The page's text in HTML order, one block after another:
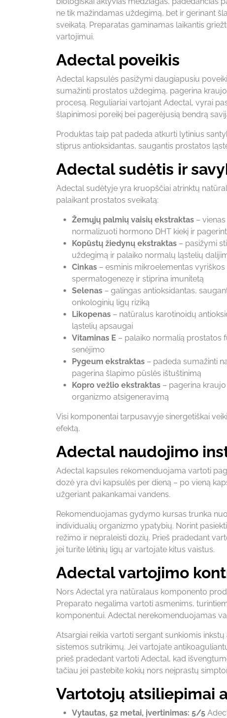
ne tik mažindamas uždegimą, bet ir gerinant
sveikatą. Preparatas gaminamas laikantis
vartojimui.
Adectal poveikis
Adectal kapsulės pasižymi daugiapusiu
sumažinti prostatos uždegimą, pagerina
procesą. Reguliariai vartojant Adectal, vyrai
šlapinimosi poreikį bei pagerėjusią bendrą
Produktas taip pat padeda atkurti lytinius
stiprus antioksidantas, saugantis prostatos
Adectal sudėtis ir
Adectal sudėtyje yra kruopščiai atrinktų
palaikant prostatos sveikatą:
Žemųjų palmių vaisių ekstraktas –
normalizuoti hormono DHT kiekį ir
Kopūstų žiedynų ekstraktas – pasižymi
uždegimą ir palaiko normalų ląstelių
Cinkas – esminis mikroelementas
spermatogenezę ir stiprina imunitetą
Selenas – galingas antioksidantas,
onkologinių ligų riziką
Likopenas – natūralus karotinoidų
ląstelių apsaugai
Vitaminas E – palaiko normalią prostatos
senėjimo
Pygeum ekstraktas – padeda sumažinti
pagerina šlapimo pūslės ištuštinimą
Kopro vežlio ekstraktas – pagerina
organizmo atsigeneravimą
Visi komponentai tarpusavyje sinergetiškai
efektą.
Adectal naudojimo
Adectal kapsules rekomenduojama vartoti
dozė yra dvi kapsulės per dieną – po vieną
užgeriant pakankamai vandens.
Rekomenduojamas gydymo kursas trunka
individualių organizmo ypatybių. Norint
režimo ir nepraleisti dozių. Prieš pradedant
jei turite lėtinių ligų ar vartojate kitus vaistus.
Adectal vartojimo
Nors Adectal yra natūralaus komponento
Preparato negalima vartoti asmenims,
komponentui. Adectal nerekomenduojamas
Atsargiai reikia vartoti sergant sunkiomis
sistemos sutrikimų. Jei vartojate
prieš pradedant vartoti Adectal, kad
tačiau jei pastebite kokių nors neįprastų
Vartotojų atsiliepimai
Vytautas, 52 metai, įvertinimas: 5/5